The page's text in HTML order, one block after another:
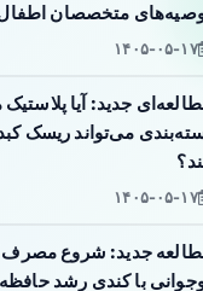
متخصصان
۱۴۰۵-۰۵-۱۷
جدید: آیا
می‌تواند ریسک
۱۴۰۵-۰۵-۱۷
جدید: شروع مصرف
با کندی رشد